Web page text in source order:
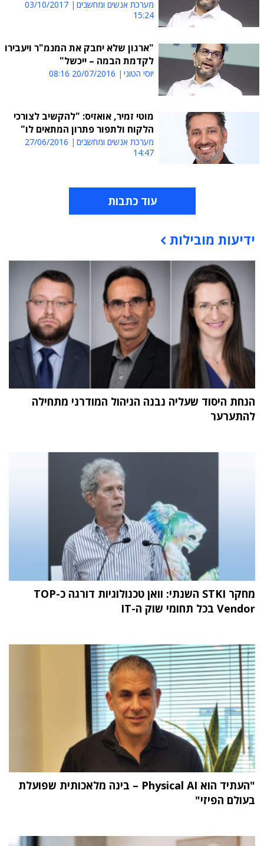
מערכת אנשים ומחשבים
03/10/2017
15:24
"ארגון שלא יחבק את המנמ"ר ויעבירו
לקדמת הבמה – ייכשל"
יוסי הטוני 20/07/2016 08:16
מוטי זמיר, אואזיס: "להקשיב לצורכי
הלקוח ולתפור פתרון המתאים לו"
מערכת אנשים ומחשבים
27/06/2016
14:47
עוד כתבות
תוכן פרסומי
ידיעות מובילות
הנחת היסוד שעליה נבנה הניהול המודרני מתחילה
להתערער
מחקר STKI השנתי: וואן טכנולוגיות דורגה כ-TOP
Vendor בכל תחומי שוק ה-IT
"העתיד הוא Physical AI – בינה מלאכותית שפועלת
בעולם הפיזי"